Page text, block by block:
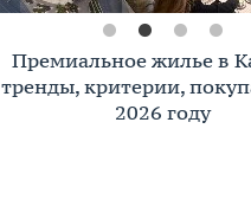
Премиальное жилье в
тренды, критерии,
2026 году